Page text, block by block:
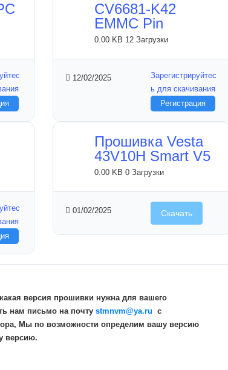
CV6681-K42
EMMC Pin
0.00 KB 12 Загрузки
12/02/2025
Зарегистрируйтес
ь для скачивания
Регистрация
Прошивка Vesta
43V10H Smart V5
0.00 KB 0 Загрузки
01/02/2025 Скачать
версия прошивки нужна для вашего
нам письмо на почту stmnvm@ya.ru c
Мы по возможности определим вашу версию
версию.